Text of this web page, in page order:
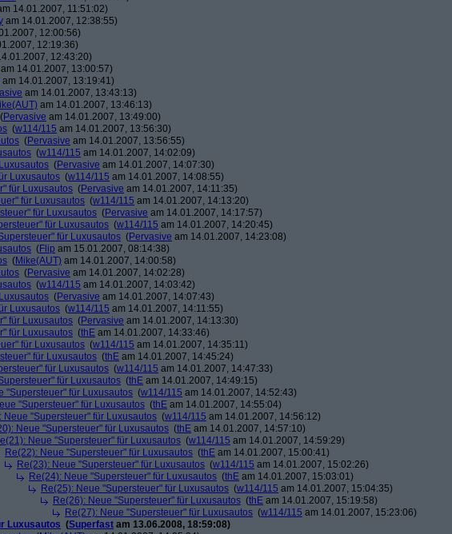
14.01.2007, 11:51:02)
am 14.01.2007, 12:38:55)
12:00:56)
12:19:36)
12:43:20)
am 14.01.2007, 13:00:57)
am 14.01.2007, 13:19:41)
am 14.01.2007, 13:43:13)
am 14.01.2007, 13:46:13)
(Pervasive am 14.01.2007, 13:49:00)
(w114/115 am 14.01.2007, 13:56:30)
(Pervasive am 14.01.2007, 13:56:55)
(w114/115 am 14.01.2007, 14:02:09)
(Pervasive am 14.01.2007, 14:07:30)
Luxusautos (w114/115 am 14.01.2007, 14:08:55)
für Luxusautos (Pervasive am 14.01.2007, 14:11:35)
für Luxusautos (w114/115 am 14.01.2007, 14:13:20)
für Luxusautos (Pervasive am 14.01.2007, 14:17:57)
für Luxusautos (w114/115 am 14.01.2007, 14:20:45)
für Luxusautos (Pervasive am 14.01.2007, 14:23:08)
(Flip am 15.01.2007, 08:14:38)
(Mike(AUT) am 14.01.2007, 14:00:58)
(Pervasive am 14.01.2007, 14:02:28)
(w114/115 am 14.01.2007, 14:03:42)
(Pervasive am 14.01.2007, 14:07:43)
Luxusautos (w114/115 am 14.01.2007, 14:11:55)
für Luxusautos (Pervasive am 14.01.2007, 14:13:30)
für Luxusautos (thE am 14.01.2007, 14:33:46)
für Luxusautos (w114/115 am 14.01.2007, 14:35:11)
für Luxusautos (thE am 14.01.2007, 14:45:24)
für Luxusautos (w114/115 am 14.01.2007, 14:47:33)
für Luxusautos (thE am 14.01.2007, 14:49:15)
"Supersteuer" für Luxusautos (w114/115 am 14.01.2007, 14:52:43)
"Supersteuer" für Luxusautos (thE am 14.01.2007, 14:55:04)
Neue "Supersteuer" für Luxusautos (w114/115 am 14.01.2007, 14:56:12)
Neue "Supersteuer" für Luxusautos (thE am 14.01.2007, 14:57:10)
Neue "Supersteuer" für Luxusautos (w114/115 am 14.01.2007, 14:59:29)
Re(22): Neue "Supersteuer" für Luxusautos (thE am 14.01.2007, 15:00:41)
Re(23): Neue "Supersteuer" für Luxusautos (w114/115 am 14.01.2007, 15:02:26)
Re(24): Neue "Supersteuer" für Luxusautos (thE am 14.01.2007, 15:03:01)
Re(25): Neue "Supersteuer" für Luxusautos (w114/115 am 14.01.2007, 15:04:35)
Re(26): Neue "Supersteuer" für Luxusautos (thE am 14.01.2007, 15:19:58)
Re(27): Neue "Supersteuer" für Luxusautos (w114/115 am 14.01.2007, 15:23:06)
Luxusautos (Superfast am 13.06.2008, 18:59:08)